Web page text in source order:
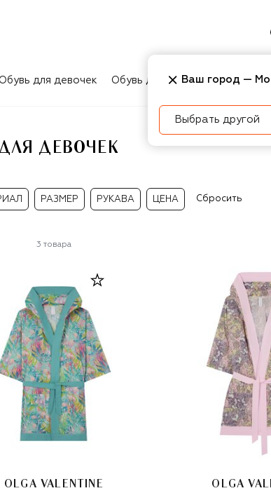
для девочек Обувь для мальчиков
ДЛЯ ДЕВОЧЕК
РАЗМЕР РУКАВА ЦЕНА Сбросить
3 товара
OLGA VALENTINE OLGA
Ваш город —
Выбрать другой